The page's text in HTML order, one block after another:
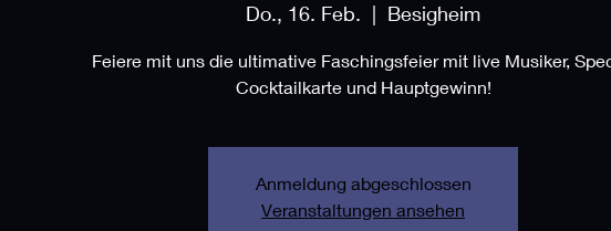
Do., 16. Feb.
  |
Besigheim
Feiere mit uns die ultimative Faschingsfeier mit live Musiker,
Cocktailkarte und Hauptgewinn!
Anmeldung abgeschlossen
Veranstaltungen ansehen